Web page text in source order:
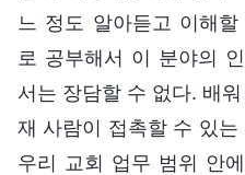
느 정도 알아듣고 이해
로 공부해서 이 분야의
서는 장담할 수 없다. 배
재 사람이 접촉할 수 있
우리 교회 업무 범위 안